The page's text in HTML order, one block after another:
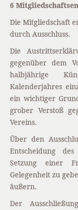
6
Die Mitgliedschaft
durch Ausschluss.
Die
gegenüber dem
halbjährige
Kalenderjahres
ein wichtiger
grober Verstoß
Vereins.
Über den
Entscheidung
Setzung einer
Gelegenheit zu
äußern.
Der